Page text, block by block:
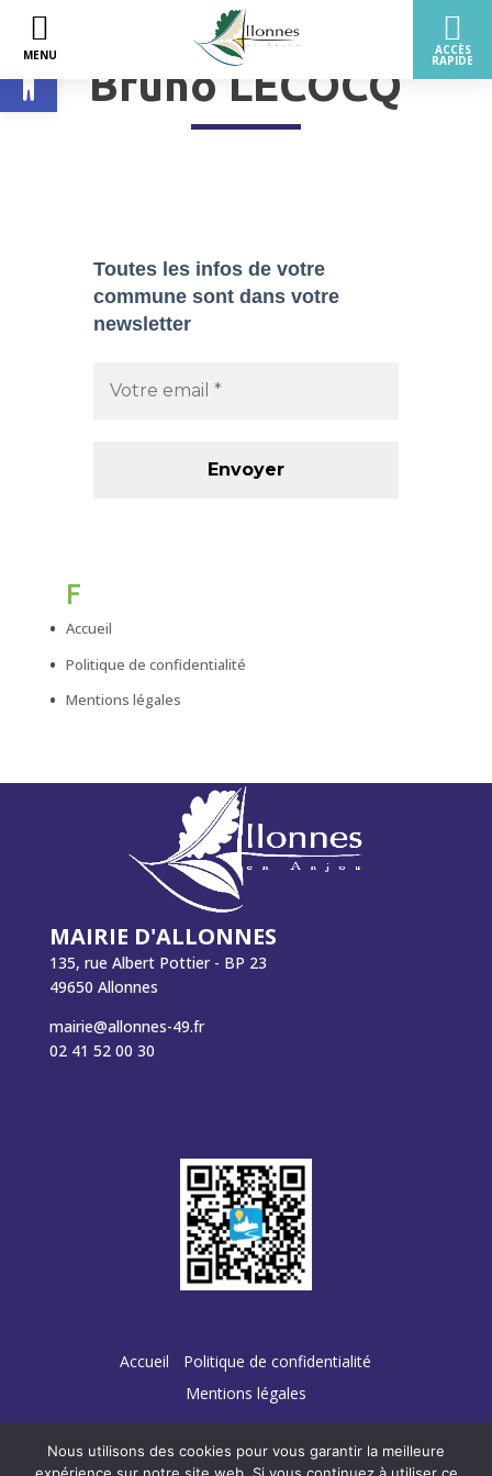
Ouvrir la barre d’outils
Bruno LECOCQ
Toutes les infos de votre
commune sont dans votre
newsletter
F
Accueil
Politique de confidentialité
Mentions légales
MAIRIE D'ALLONNES
135, rue Albert Pottier - BP 23
49650 Allonnes
mairie@allonnes-49.fr
02 41 52 00 30
Accueil
Politique de confidentialité
Mentions légales
Nous utilisons des cookies pour vous garantir la meilleure